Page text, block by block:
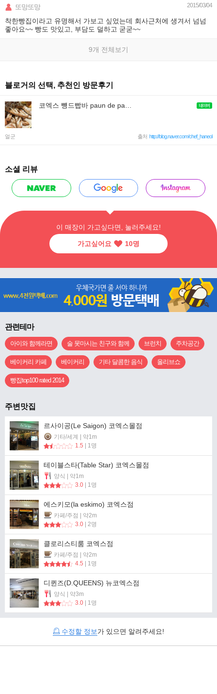
또망또망 2015/03/04
착한빵집이라고 유명해서 가보고 싶었는데 회사근처에 생겨서 넘넘
좋아요~~ 빵도 맛있고, 부담도 덜하고 굳굳~~
9개 전체보기
블로거의 선택, 추천인 방문후기
얼군 출처 http://blog.naver.com/chef_haneol
소셜 리뷰
이 매장이 가고싶다면, 눌러주세요!
가고싶어요 10명
관련테마
아이와 함께라면 술 못마시는 친구와 함께 브런치 주차공간
베이커리 카페 베이커리 기타 달콤한 음식 올리브쇼
빵집top100 rated 2014
주변맛집
르사이공(Le Saigon) 코엑스몰점
기타/세계 | 약1m
1.5 | 1명
테이블스타(Table Star) 코엑스몰점
양식 | 약1m
3.0 | 1명
에스키모(la eskimo) 코엑스점
카페/주점 | 약2m
3.0 | 2명
클로리스티룸 코엑스점
카페/주점 | 약2m
4.5 | 1명
디퀸즈(D.QUEENS) 뉴코엑스점
양식 | 약3m
3.0 | 1명
수정할 정보가 있으면 알려주세요!